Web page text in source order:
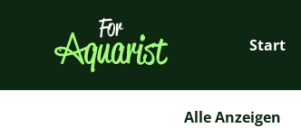
Start
Alle Anzeigen